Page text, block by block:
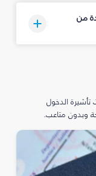
من
الدخول
وبدون متاعب.